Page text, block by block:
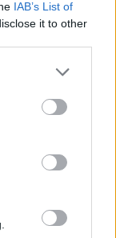
IAB’s List of
it to other
more Google
may click to
party tags to
below Google